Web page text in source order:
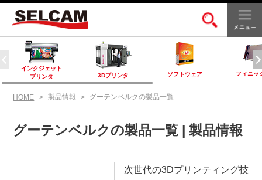
インクジェット
プリンタ
3Dプリンタ ソフトウェア フィニッ
HOME 製品情報 グーテンベルクの製品一覧
グーテンベルクの製品一覧 | 製品情報
次世代の3Dプリンティング技